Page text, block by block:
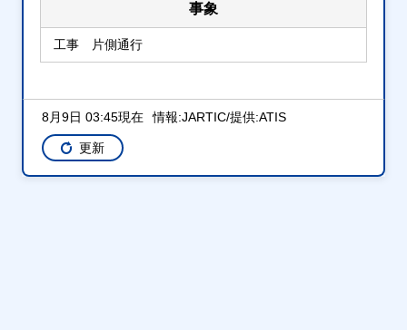
事象
工事 片側通行
8月9日 03:45現在 情報:JARTIC/提供:ATIS
更新